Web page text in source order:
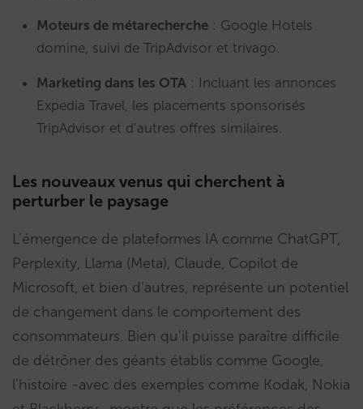
Moteurs de métarecherche : Google Hotels
domine, suivi de TripAdvisor et trivago.
Marketing dans les OTA : Incluant les annonces
Expedia Travel, les placements sponsorisés
TripAdvisor et d’autres offres similaires.
Les nouveaux venus qui cherchent à
perturber le paysage
L’émergence de plateformes IA comme ChatGPT,
Perplexity, Llama (Meta), Claude, Copilot de
Microsoft, et bien d’autres, représente un potentiel
de changement dans le comportement des
consommateurs. Bien qu’il puisse paraître difficile
de détrôner des géants établis comme Google,
l’histoire -avec des exemples comme Kodak, Nokia